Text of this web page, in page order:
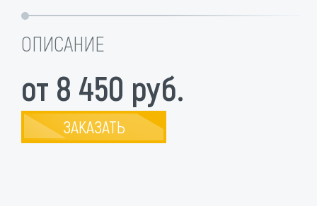
ОПИСАНИЕ
от 8 450 руб.
ЗАКАЗАТЬ